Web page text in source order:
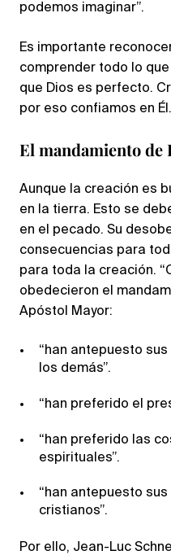
podemos imaginar”.
Es importante
comprender todo lo que
que Dios es perfecto.
por eso confiamos en
El mandamiento de
Aunque la creación es
en la tierra. Esto se
en el pecado. Su
consecuencias para
para toda la creación.
obedecieron el
Apóstol Mayor:
“han antepuesto
los demás”.
“han preferido el
“han preferido las
espirituales”.
“han antepuesto
cristianos”.
Por ello, Jean-Luc